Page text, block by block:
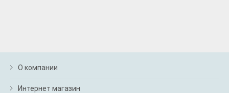
О компании
Интернет магазин